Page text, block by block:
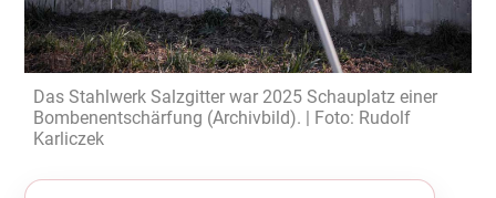
Das Stahlwerk Salzgitter war 2025 Schauplatz einer
Bombenentschärfung (Archivbild). | Foto: Rudolf
Karliczek